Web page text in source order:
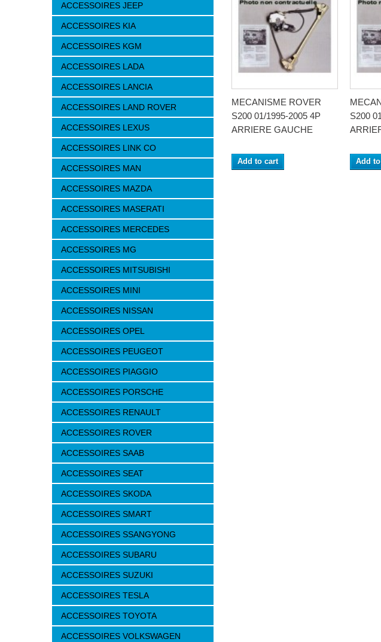
ACCESSOIRES JEEP
ACCESSOIRES KIA
ACCESSOIRES KGM
ACCESSOIRES LADA
ACCESSOIRES LANCIA
ACCESSOIRES LAND ROVER
ACCESSOIRES LEXUS
ACCESSOIRES LINK CO
ACCESSOIRES MAN
ACCESSOIRES MAZDA
ACCESSOIRES MASERATI
ACCESSOIRES MERCEDES
ACCESSOIRES MG
ACCESSOIRES MITSUBISHI
ACCESSOIRES MINI
ACCESSOIRES NISSAN
ACCESSOIRES OPEL
ACCESSOIRES PEUGEOT
ACCESSOIRES PIAGGIO
ACCESSOIRES PORSCHE
ACCESSOIRES RENAULT
ACCESSOIRES ROVER
ACCESSOIRES SAAB
ACCESSOIRES SEAT
ACCESSOIRES SKODA
ACCESSOIRES SMART
ACCESSOIRES SSANGYONG
ACCESSOIRES SUBARU
ACCESSOIRES SUZUKI
ACCESSOIRES TESLA
ACCESSOIRES TOYOTA
ACCESSOIRES VOLKSWAGEN
MECANISME ROVER
S200 01/1995-2005 4P
ARRIERE GAUCHE
Add to cart
S200
Add